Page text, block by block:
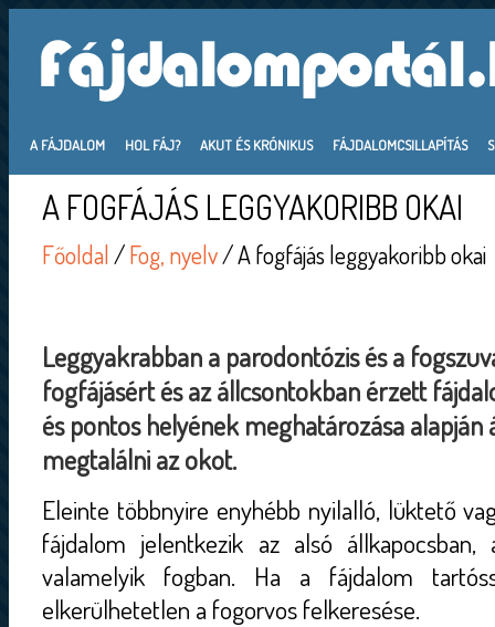
A FÁJDALOM HOL FÁJ? AKUT ÉS KRÓNIKUS FÁJDALOMCSILLAPÍTÁS
A FOGFÁJÁS LEGGYAKORIBB OKAI
Főoldal/Fog, nyelv/ A fogfájás leggyakoribb okai
Leggyakrabban a parodontózis és a
fogfájásért és az állcsontokban érzett
és pontos helyének meghatározása
megtalálni az okot.
Eleinte többnyire enyhébb nyilalló, lüktető
fájdalom jelentkezik az alsó
valamelyik fogban. Ha a fájdalom
elkerülhetetlen a fogorvos felkeresése.